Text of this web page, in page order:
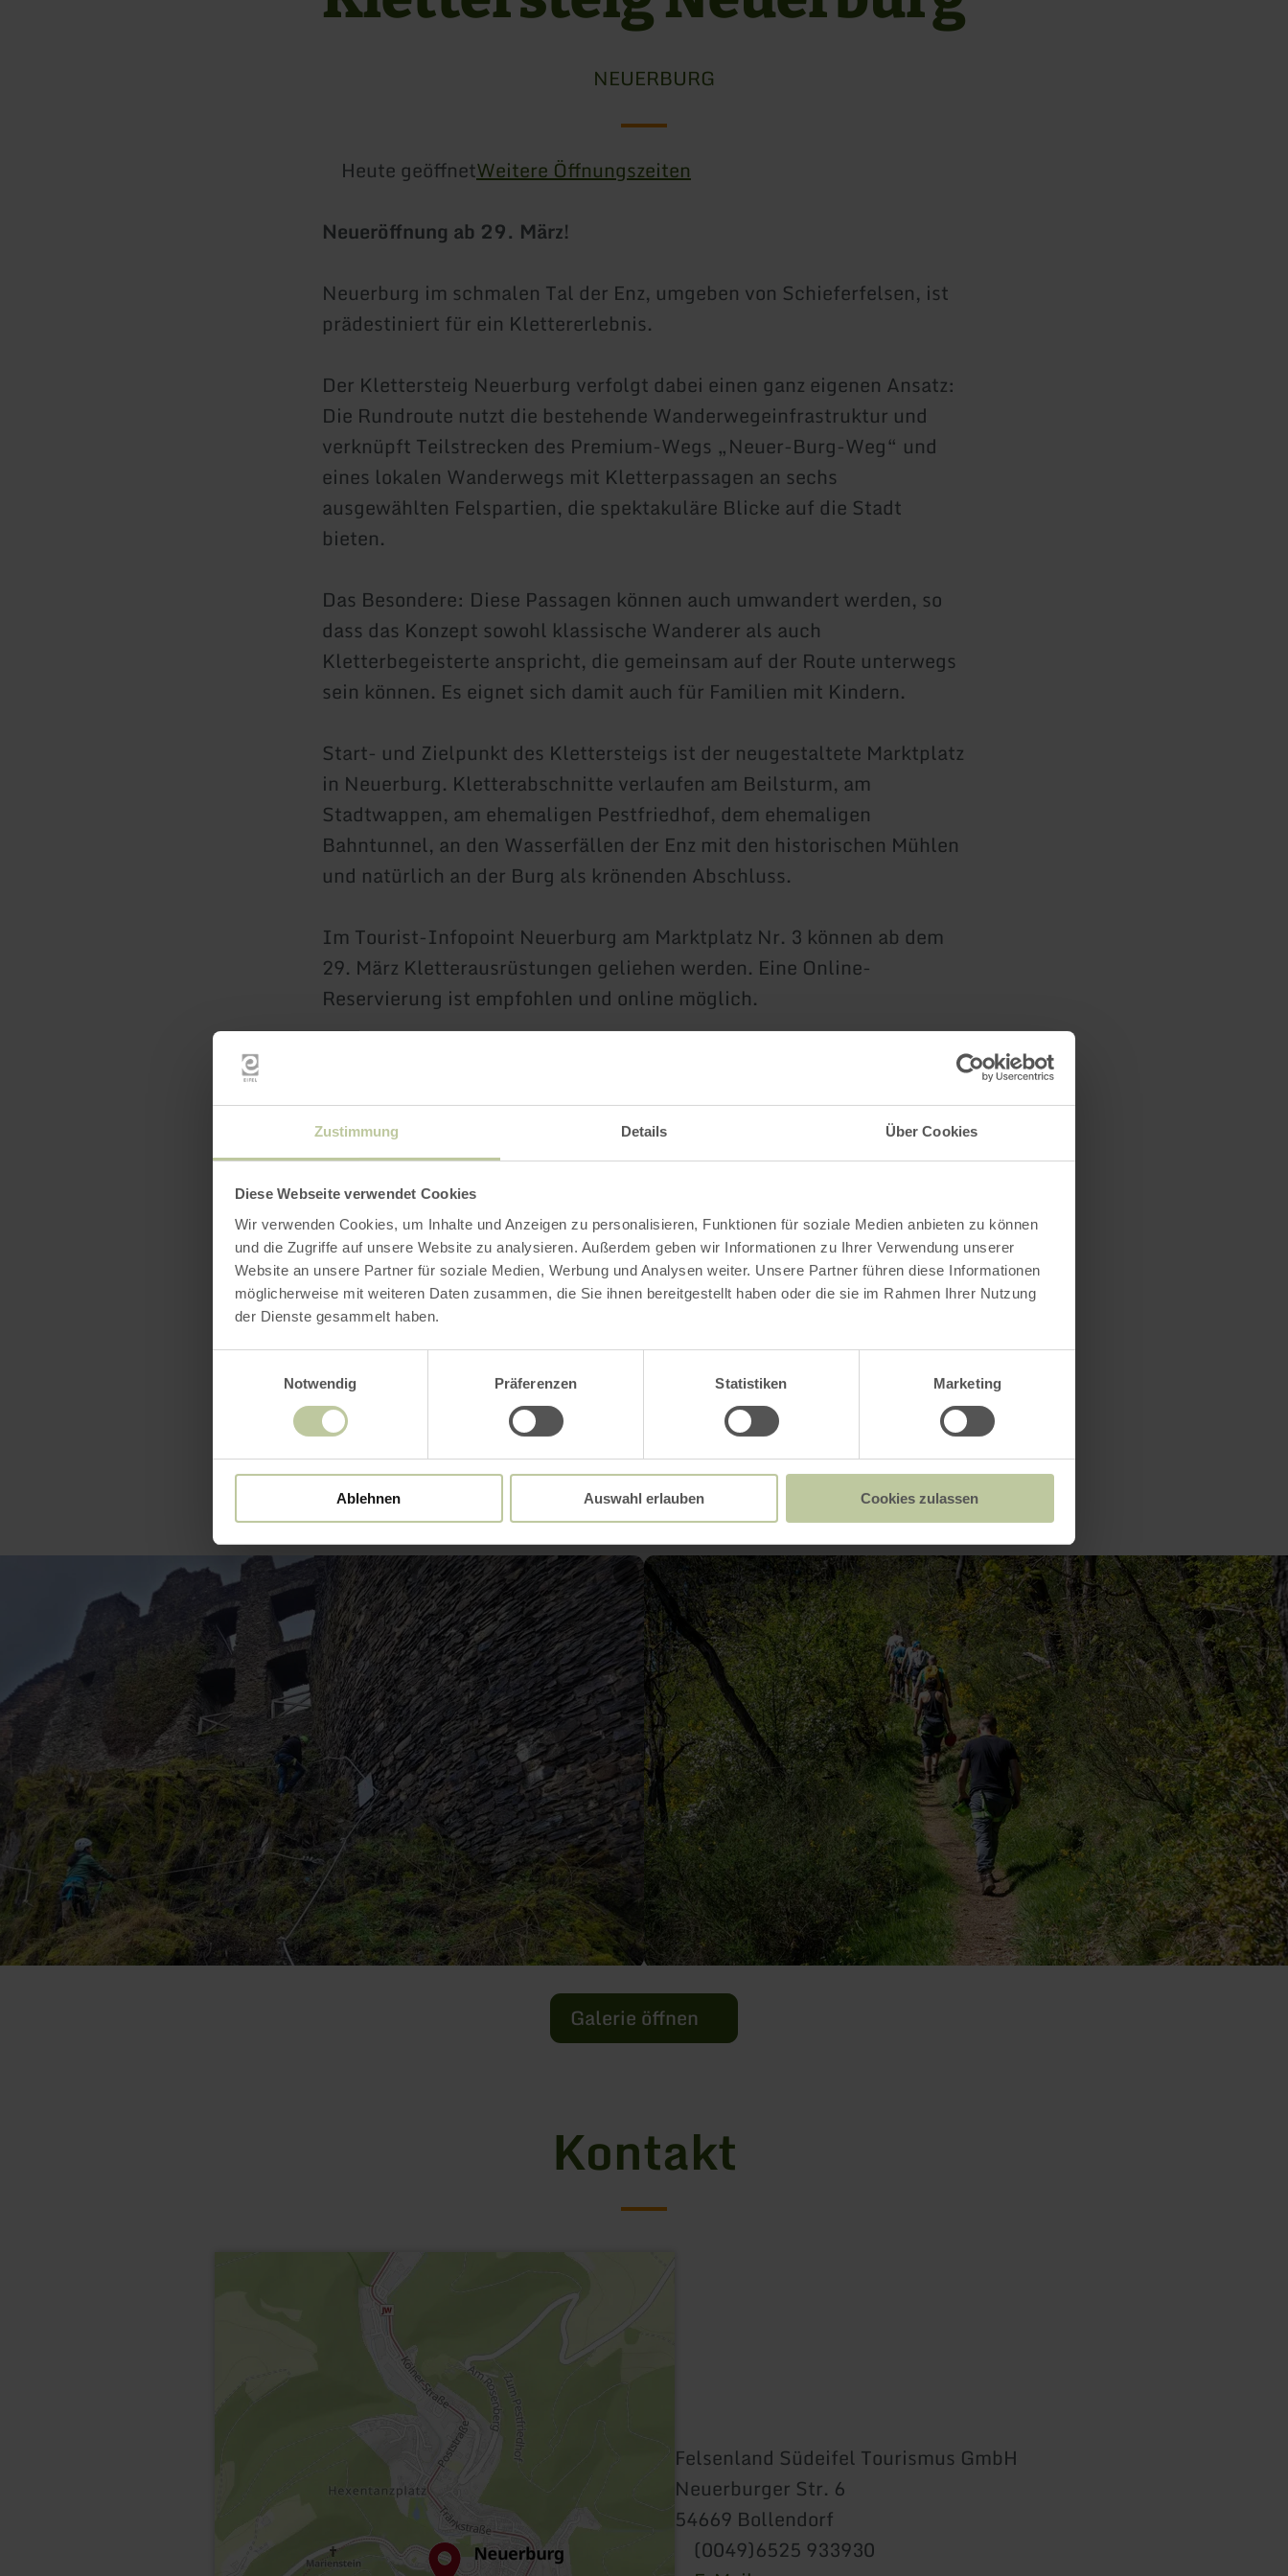
Zustimmung Details Über Cookies
Diese Webseite verwendet Cookies
Wir verwenden Cookies, um Inhalte und Anzeigen zu personalisieren, Funktionen für soziale Medien anbieten zu können
und die Zugriffe auf unsere Website zu analysieren. Außerdem geben wir Informationen zu Ihrer Verwendung unserer
Website an unsere Partner für soziale Medien, Werbung und Analysen weiter. Unsere Partner führen diese Informationen
möglicherweise mit weiteren Daten zusammen, die Sie ihnen bereitgestellt haben oder die sie im Rahmen Ihrer Nutzung
der Dienste gesammelt haben.
Notwendig
Präferenzen Statistiken Marketing
Ablehnen Auswahl erlauben Cookies zulassen
NEUERBURG
Heute geöffnetWeitere Öffnungszeiten
Neueröffnung ab 29. März!
Neuerburg im schmalen Tal der Enz, umgeben von Schieferfelsen, ist
prädestiniert für ein Klettererlebnis.
Der Klettersteig Neuerburg verfolgt dabei einen ganz eigenen Ansatz:
Die Rundroute nutzt die bestehende Wanderwegeinfrastruktur und
verknüpft Teilstrecken des Premium-Wegs „Neuer-Burg-Weg“ und
eines lokalen Wanderwegs mit Kletterpassagen an sechs
ausgewählten Felspartien, die spektakuläre Blicke auf die Stadt
bieten.
Das Besondere: Diese Passagen können auch umwandert werden, so
dass das Konzept sowohl klassische Wanderer als auch
Kletterbegeisterte anspricht, die gemeinsam auf der Route unterwegs
sein können. Es eignet sich damit auch für Familien mit Kindern.
Start- und Zielpunkt des Klettersteigs ist der neugestaltete Marktplatz
in Neuerburg. Kletterabschnitte verlaufen am Beilsturm, am
Stadtwappen, am ehemaligen Pestfriedhof, dem ehemaligen
Bahntunnel, an den Wasserfällen der Enz mit den historischen Mühlen
und natürlich an der Burg als krönenden Abschluss.
Im Tourist-Infopoint Neuerburg am Marktplatz Nr. 3 können ab dem
29. März Kletterausrüstungen geliehen werden. Eine Online-
Reservierung ist empfohlen und online möglich.
Weitere Infos
Öffnungszeiten
Impressionen
Galerie öffnen
Kontakt
Felsenland Südeifel Tourismus GmbH
Neuerburger Str. 6
54669 Bollendorf
(0049)6525 933930